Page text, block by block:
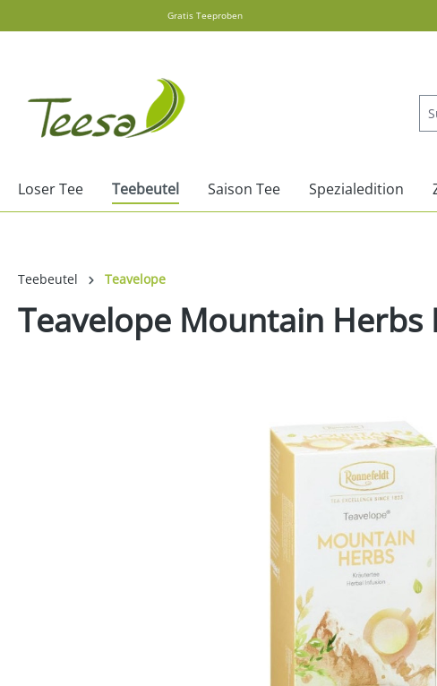
Zur Hauptnavigation springen
Gratis Teeproben
Loser Tee Teebeutel Saison Tee Spezialedition
Teebeutel Teavelope
Teavelope Mountain